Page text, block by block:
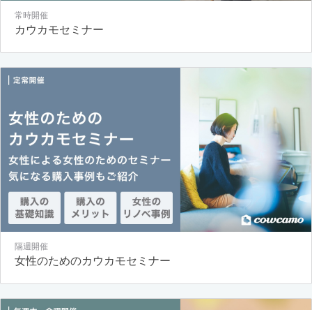
常時開催
カウカモセミナー
隔週開催
女性のためのカウカモセミナー